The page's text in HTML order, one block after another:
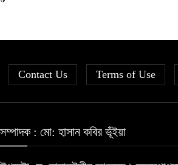
Contact Us Terms of Use
সম্পাদক : মো: হাসান কবির ভূঁইয়া